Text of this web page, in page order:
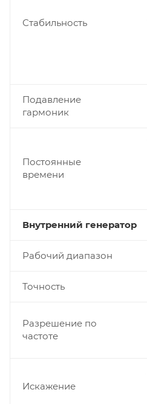
Стабильность
Подавление
гармоник
Постоянные
времени
Внутренний генератор
Рабочий диапазон
Точность
Разрешение по
частоте
Искажение